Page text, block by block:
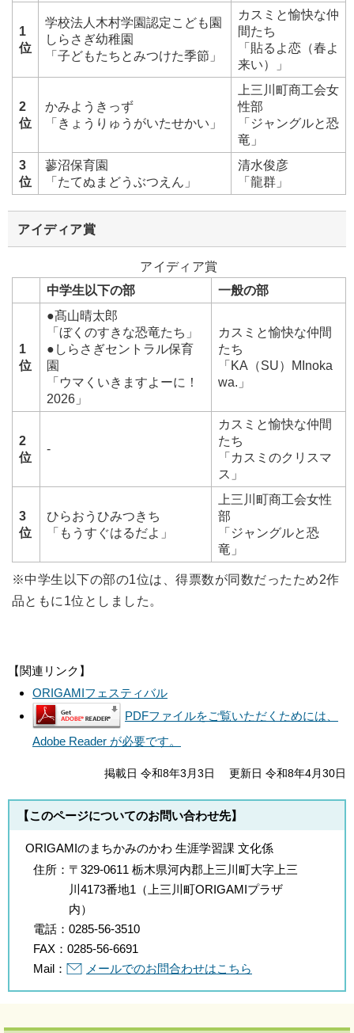
1
位
学校法人木村学園認定こども園
しらさぎ幼稚園
「子どもたちとみつけた季節」
カスミと愉快な仲
間たち
「貼るよ恋（春よ
来い）」
2
位
かみようきっず
「きょうりゅうがいたせかい」
上三川町商工会女
性部
「ジャングルと恐
竜」
3
位
蓼沼保育園
「たてぬまどうぶつえん」
清水俊彦
「龍群」
アイディア賞
アイディア賞
中学生以下の部 一般の部
1
位
●髙山晴太郎
「ぼくのすきな恐竜たち」
●しらさぎセントラル保育
園
「ウマくいきますよーに！
2026」
カスミと愉快な仲間
たち
「KA（SU）MInoka
wa.」
2
位
-
カスミと愉快な仲間
たち
「カスミのクリスマ
ス」
3
位
ひらおうひみつきち
「もうすぐはるだよ」
上三川町商工会女性
部
「ジャングルと恐
竜」
※中学生以下の部の1位は、得票数が同数だったため2作
品ともに1位としました。
【関連リンク】
ORIGAMIフェスティバル
PDFファイルをご覧いただくためには、
Adobe Reader が必要です。
掲載日 令和8年3月3日 更新日 令和8年4月30日
【このページについてのお問い合わせ先】
ORIGAMIのまちかみのかわ 生涯学習課 文化係
住所： 〒329-0611 栃木県河内郡上三川町大字上三
川4173番地1（上三川町ORIGAMIプラザ
内）
電話： 0285-56-3510
FAX： 0285-56-6691
Mail：
メールでのお問合わせはこちら